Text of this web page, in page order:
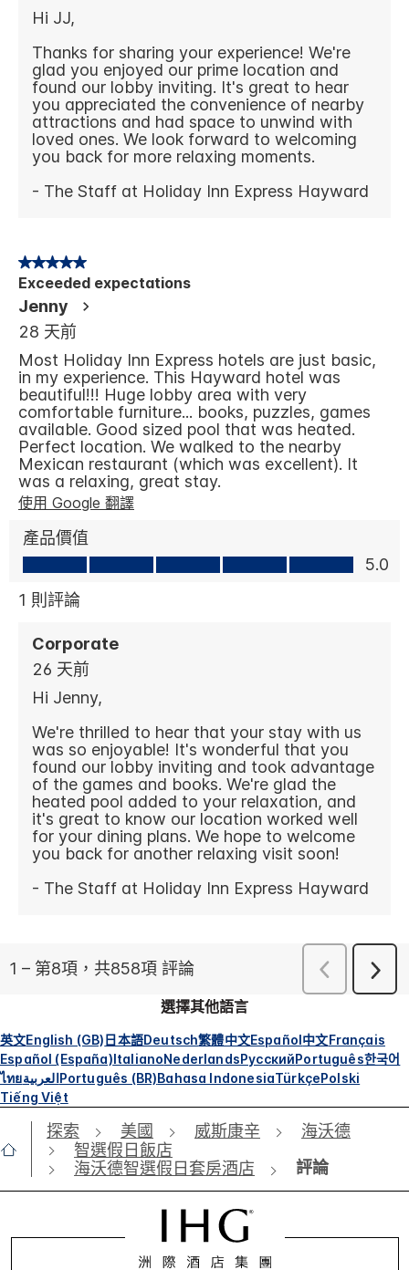
選擇其他語言
英文English (GB)日本語Deutsch繁體中文Español中文Français
Español (España)ItalianoNederlandsРусскийPortuguês한국어
ไทยالعربيةPortuguês (BR)Bahasa IndonesiaTürkçePolski
Tiếng Việt
探索 美國 威斯康辛
海沃德
智選假日飯店
海沃德智選假日套房酒店
評論